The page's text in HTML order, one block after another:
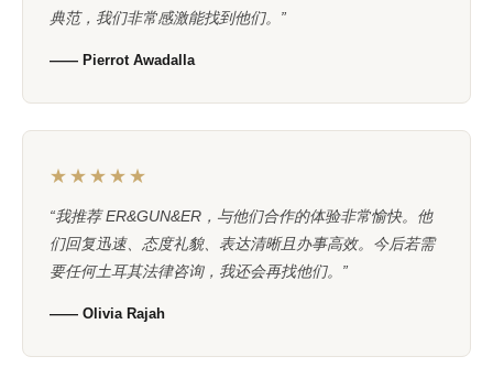
典范，我们非常感激能找到他们。”
—— Pierrot Awadalla
★★★★★
“我推荐 ER&GUN&ER，与他们合作的体验非常愉快。他
们回复迅速、态度礼貌、表达清晰且办事高效。今后若需
要任何土耳其法律咨询，我还会再找他们。”
—— Olivia Rajah